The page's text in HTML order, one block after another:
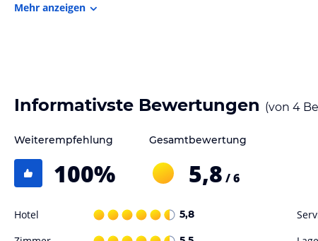
verbindlichen Angebotsdetails
Mehr anzeigen
Informativste Bewertungen (von 4
Weiterempfehlung
100%
Gesamtbewertung
5,8 / 6
Hotel 5,8